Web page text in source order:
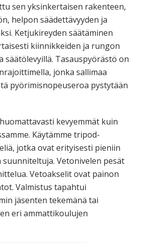
sen yksinkertaisen rakenteen,
helpon säädettävyyden ja
Ketjukireyden säätäminen
kiinnikkeiden ja rungon
säätölevyillä. Tasauspyörästö on
jonka sallimaa
pyörimisnopeuseroa pystytään
kevyemmät kuin
Käytämme tripod-
jotka ovat erityisesti pieniin
Vetonivelen pesät
Vetoakselit ovat painon
Valmistus tapahtui
jäsenten tekemänä tai
eri ammattikoulujen